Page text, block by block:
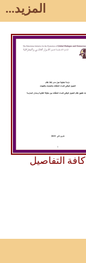
المزيد...
كافة التفاصيل